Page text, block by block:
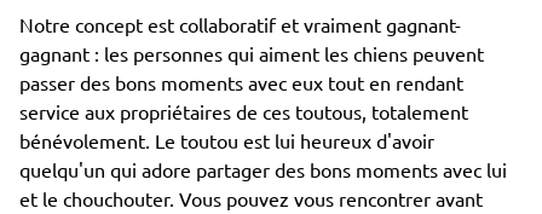
Notre concept est collaboratif et vraiment gagnant-
gagnant : les personnes qui aiment les chiens peuvent
passer des bons moments avec eux tout en rendant
service aux propriétaires de ces toutous, totalement
bénévolement. Le toutou est lui heureux d'avoir
quelqu'un qui adore partager des bons moments avec lui
et le chouchouter. Vous pouvez vous rencontrer avant